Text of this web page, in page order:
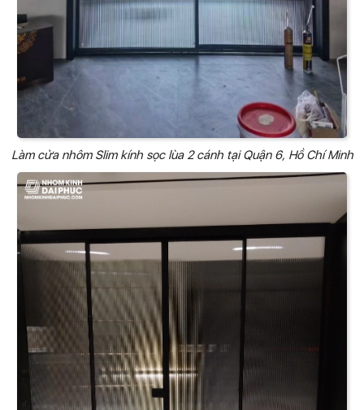
Làm cửa nhôm Slim kính sọc lùa 2 cánh tại Quận 6, Hồ Chí Minh